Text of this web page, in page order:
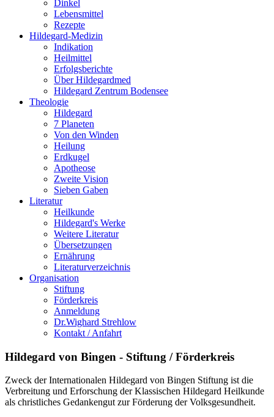
Dinkel
Lebensmittel
Rezepte
Hildegard-Medizin
Indikation
Heilmittel
Erfolgsberichte
Über Hildegardmed
Hildegard Zentrum Bodensee
Theologie
Hildegard
7 Planeten
Von den Winden
Heilung
Erdkugel
Apotheose
Zweite Vision
Sieben Gaben
Literatur
Heilkunde
Hildegard's Werke
Weitere Literatur
Übersetzungen
Ernährung
Literaturverzeichnis
Organisation
Stiftung
Förderkreis
Anmeldung
Dr.Wighard Strehlow
Kontakt / Anfahrt
Hildegard von Bingen - Stiftung / Förderkreis
Zweck der Internationalen Hildegard von Bingen Stiftung ist die
Verbreitung und Erforschung der Klassischen Hildegard Heilkunde
als christliches Gedankengut zur Förderung der Volksgesundheit.